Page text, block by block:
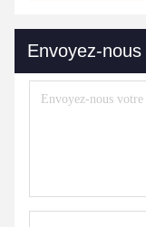
Envoyez-nous